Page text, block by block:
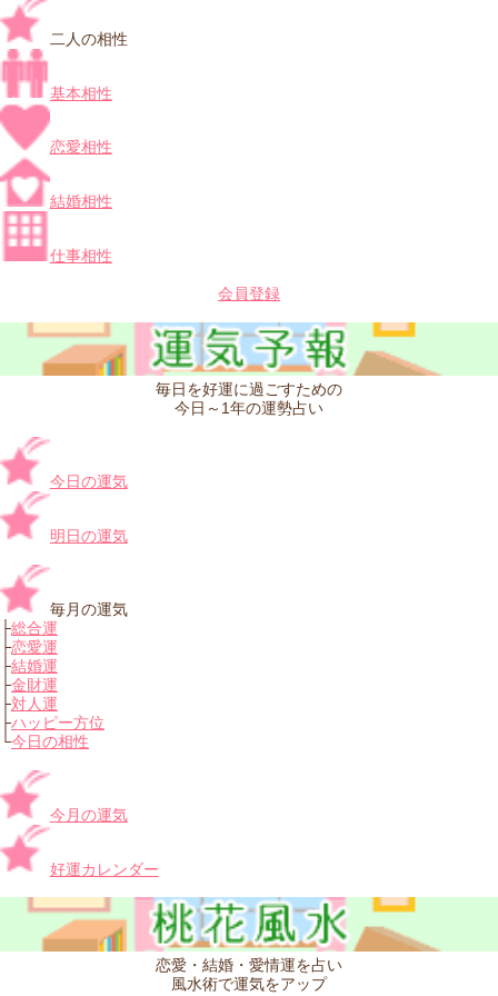
二人の相性
基本相性
恋愛相性
結婚相性
仕事相性
会員登録
毎日を好運に過ごすための
今日～1年の運勢占い
今日の運気
明日の運気
毎月の運気
├総合運
├恋愛運
├結婚運
├金財運
├対人運
├ハッピー方位
└今日の相性
今月の運気
好運カレンダー
恋愛・結婚・愛情運を占い
風水術で運気をアップ